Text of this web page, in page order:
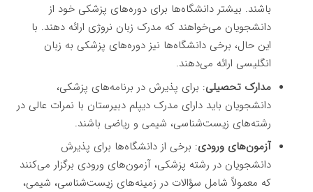
باشند. بیشتر دانشگاه‌ها برای دوره‌های پزشکی خود از
دانشجویان می‌خواهند که مدرک زبان نروژی ارائه دهند. با
این حال، برخی دانشگاه‌ها نیز دوره‌های پزشکی به زبان
انگلیسی ارائه می‌دهند.
مدارک تحصیلی: برای پذیرش در برنامه‌های پزشکی،
دانشجویان باید دارای مدرک دیپلم دبیرستان با نمرات عالی در
رشته‌های زیست‌شناسی، شیمی و ریاضی باشند.
آزمون‌های ورودی: برخی از دانشگاه‌ها برای پذیرش
دانشجویان در رشته پزشکی، آزمون‌های ورودی برگزار می‌کنند
که معمولاً شامل سؤالات در زمینه‌های زیست‌شناسی، شیمی،